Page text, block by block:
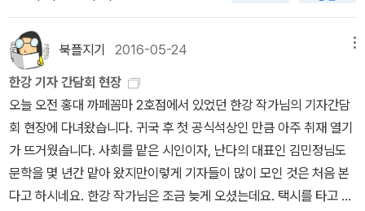
가 한강의 작품 선정 이유에 대해 이런 말을 남겼다.'한강은 많은 장르
를 아우르는 복잡성과 부드러우면서도 강력한 어구를 구사하는 작가
다. 작품에서 뛰어난 주제를 연속성 있게 이어가면서도 특색 있는 변
조가 돋보인다'​ 안나-카린 팜 노 위원은 한강의 작품 중에서 2014년
출간한 장편소설 '소년이 온다'(영문 제목 Human Acts)를 가장 인
상 깊게 읽었다며 1980년대 한국의 광주 민주화 운동에서 겪은 한
소년의 끔찍한 트라우마가 어떻게 세대를 넘어 계승 되는지를 고통의
기억 속에서 끄집어낸 역사적 사실을 유려한 문체로 가득 채웠다며
극찬 했다. ​정말 닥쳐올 총살을 기다리듯 숨을 죽였습니다. 죽음은 새
었습니다. 정말 안타깝기 그지없지요.^^ 분량이 짧아서 더 임팩트가
강하게 남는것 같아요. 그래서 쭈욱 읽기보다는 평소 접하기 쉬운곳
에 놓아두고 짬짬이 읽으면 더 좋을 책이랍니다. 코리 닥터로우
지음, 최세진 옮김 / 아작 / 2015년 10월 17살 소년이 옳지 않은 시
간에 옳지 않은 장소에 있었다는 이유만으로 테러리스트로 몰리는 순
간. '테러방지법'이 어떤식으로 변질될수 있는지를 보여준 책이었어
요. 소설속 이야기로만 치부하기엔 대한민국의 과거, 그리고 지금 현
실과 묘하게 겹쳐지면서 이슈가 된 책입니다. 무차별 감시와 인권침
해로 인한 국가 폭력에 대항하는 마커스를 보면서, 최근에 촛불집회
두절미 스타일? 그것도 아니다. 핵심을 빼먹은 것이니까. 개한테 물
렸기에 아이는 '그 개의 꼬리털을 태워 종아리의 상처에 붙이고, 그 위
로 붕대를 친친 감고' 대문간에 나가 그 개가 학대받다 죽는 걸 처음부
터 끝까지 꼿꼿하게 서서 지켜본다. '번쩍이는 녀석의 눈과 마주칠 때
마다 난 더욱 눈을 부릅떠.' 아무리 개에 물렸다고 하더라도 피를 토해
내면서 죽어가는 개의 모습을 보면 연민을 느낄 법도 하지만 아이(영
혜)는 그렇지 않았다(이미 어릴 때부터 독한 성격이었다는 얘긴가?).
그 개를 재료로 만든 보신탕에 밥을 말아 한 그릇을 다 비웠다고 자랑
스레 말한다. 거품 섞인 피를 토하며 죽은 개의 두 눈을 기억하지만 아
씨책하고 일반 책하고 가격 차이가 크다는 것이다. 글씨 차이가 얼마
나 클지는 구입해봐야 알 수 있을 듯. 채식주의자를 많이 읽
나보다. 우리 집에도 책상 위에 얌전히 있더라. 영문판으로 읽어도 왠
지 친근감 때문에 가독성이 좋아지지 않을까? 표지가 하얀
닭날개? 모양으로 된 걸로 고를 예정이다. 끝으로 아주 차분하게 어
머니가 최근 열심히 하시는 사경책
운 상점들의 거리 (반양장) 파트릭 모디아노 지음, 김화영 옮김 / 문학
동네 / 2010년 5월 마저 읽을 것인가 집어던질것인가 고민하며 책
을 팔랑팔랑 뒤로 넘기던 중,끝부분 김화영의 '해설'과 맨 뒤 도서 정
보를 살펴보던 나는 깜짝 놀라고 말았는데,내가 가진 것은 개정판 5
쇄(2013년 8월 21일)였는데,2010년 4월에 김화영이 쓴 해설을 보
면 그가 파트릭 모디아노를 처음 번역 소개한 것은 1978년이었단다.
'그로부터 30여년이 흘렀고, 그사이 널리 알려졌고, ㆍㆍㆍㆍㆍㆍ이
제 수십년 묵은 먼지를 털어내고 새로운 번역으로 새로운 독자들에게
이 매혹적인 소설을 다시 내보내게 된 것을 기쁘게 생각한다(271
북플지기 2016-05-24
한강 기자 간담회 현장
오늘 오전 홍대 까페꼼마 2호점에서 있었던 한강 작가님의 기자간담
회 현장에 다녀왔습니다. 귀국 후 첫 공식석상인 만큼 아주 취재 열기
가 뜨거웠습니다. 사회를 맡은 시인이자, 난다의 대표인 김민정님도
문학을 몇 년간 맡아 왔지만이렇게 기자들이 많이 모인 것은 처음 본
다고 하시네요. 한강 작가님은 조금 늦게 오셨는데요. 택시를 타고 오